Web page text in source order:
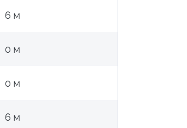
6 м
0 м
0 м
6 м